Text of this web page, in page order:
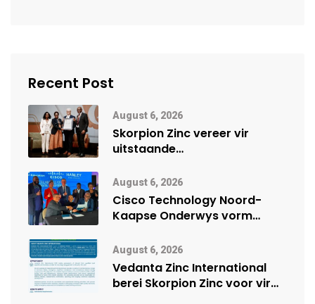
Recent Post
August 6, 2026
Skorpion Zinc vereer vir
uitstaande
Namibië Mynbou Ekspo
August 6, 2026
Cisco Technology Noord-
Kaapse Onderwys vorm
vennootskap
August 6, 2026
Vedanta Zinc International
berei Skorpion Zinc voor vir